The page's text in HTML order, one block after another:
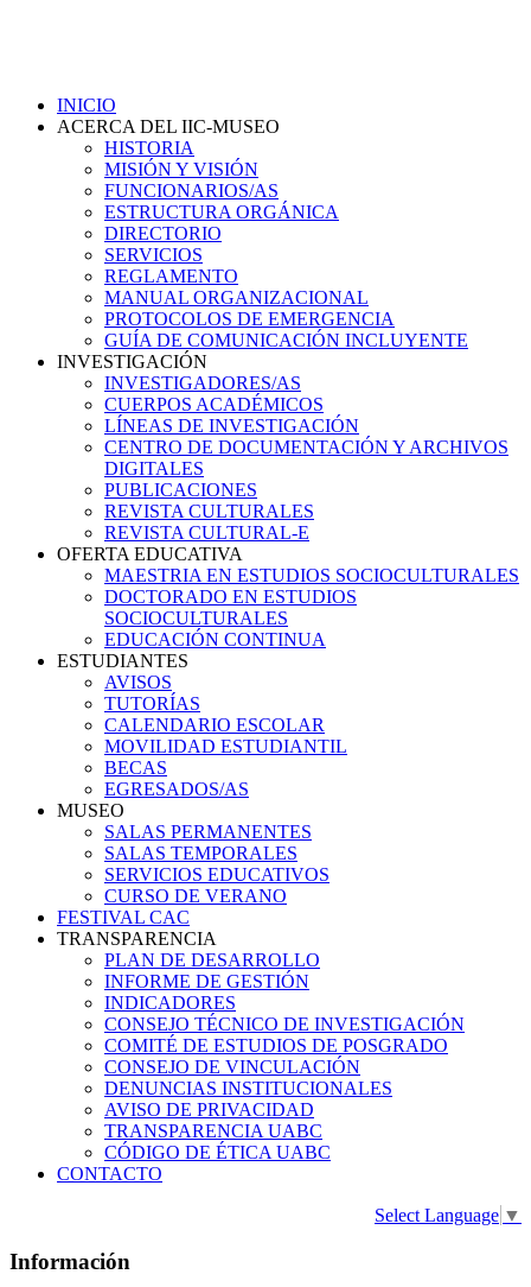
INICIO
ACERCA DEL IIC-MUSEO
HISTORIA
MISIÓN Y VISIÓN
FUNCIONARIOS/AS
ESTRUCTURA ORGÁNICA
DIRECTORIO
SERVICIOS
REGLAMENTO
MANUAL ORGANIZACIONAL
PROTOCOLOS DE EMERGENCIA
GUÍA DE COMUNICACIÓN INCLUYENTE
INVESTIGACIÓN
INVESTIGADORES/AS
CUERPOS ACADÉMICOS
LÍNEAS DE INVESTIGACIÓN
CENTRO DE DOCUMENTACIÓN Y ARCHIVOS
DIGITALES
PUBLICACIONES
REVISTA CULTURALES
REVISTA CULTURAL-E
OFERTA EDUCATIVA
MAESTRIA EN ESTUDIOS SOCIOCULTURALES
DOCTORADO EN ESTUDIOS
SOCIOCULTURALES
EDUCACIÓN CONTINUA
ESTUDIANTES
AVISOS
TUTORÍAS
CALENDARIO ESCOLAR
MOVILIDAD ESTUDIANTIL
BECAS
EGRESADOS/AS
MUSEO
SALAS PERMANENTES
SALAS TEMPORALES
SERVICIOS EDUCATIVOS
CURSO DE VERANO
FESTIVAL CAC
TRANSPARENCIA
PLAN DE DESARROLLO
INFORME DE GESTIÓN
INDICADORES
CONSEJO TÉCNICO DE INVESTIGACIÓN
COMITÉ DE ESTUDIOS DE POSGRADO
CONSEJO DE VINCULACIÓN
DENUNCIAS INSTITUCIONALES
AVISO DE PRIVACIDAD
TRANSPARENCIA UABC
CÓDIGO DE ÉTICA UABC
CONTACTO
Select Language ▼
Información